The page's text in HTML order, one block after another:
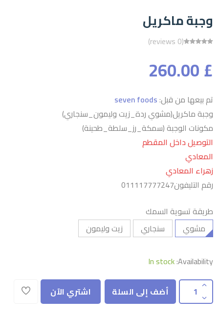
وجبة ماكريل
(0 reviews)
£ 260.00
تم بيعها من قبل:seven foods
وجبة ماكريل(مشوي ردة_زيت وليمون_سنجاري)
مكونات الوجبة (سمكة_رز_سلطة_طحينة)
التوصيل داخل المقطم
المعادي
زهراء المعادي
رقم التليفون011117777247
طريقة تسوية السمك
مشوي
سنجاري زيت وليمون
Availability:
In stock
أضف إلى السلة اشتري الآن